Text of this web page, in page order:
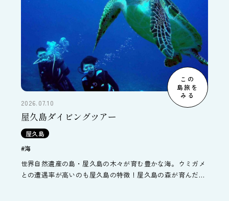
この
島旅を
みる
2026.07.10
屋久島ダイビングツアー
屋久島
#海
世界自然遺産の島・屋久島の木々が育む豊かな海。ウミガメ
との遭遇率が高いのも屋久島の特徴！屋久島の森が育んだ豊